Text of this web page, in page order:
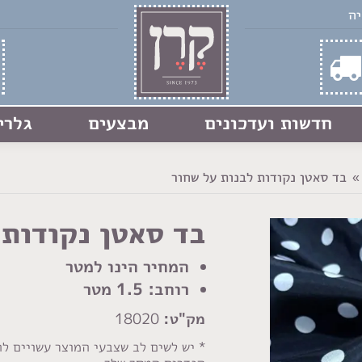
חדשות ועדכונים מבצעים
בד סאטן נקודות לבנות על שחור
בד סאטן
המחיר הינו למטר
רוחב: 1.5 מטר
מק"ט:
* יש לשים לב שצבעי המוצר עשויים